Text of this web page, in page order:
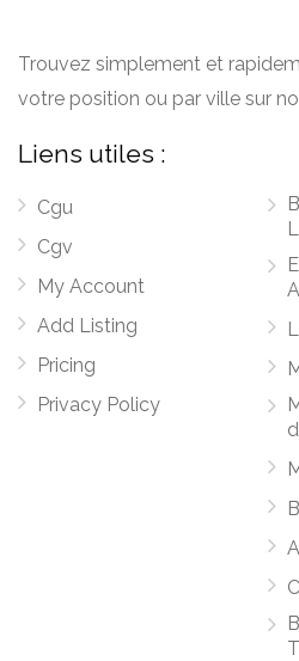
Trouvez simplement et
votre position ou par ville sur
Liens utiles :
Cgu
Cgv
My Account
Add Listing
Pricing
Privacy Policy